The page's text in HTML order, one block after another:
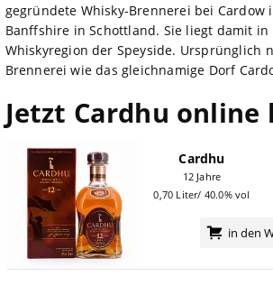
gegründete Whisky-Brennerei bei Cardow
Banffshire in Schottland. Sie liegt damit
Whiskyregion der Speyside. Ursprünglich
Brennerei wie das gleichnamige Dorf
Jetzt Cardhu online
Cardhu
12 Jahre
0,70 Liter/ 40.0% vol
in den